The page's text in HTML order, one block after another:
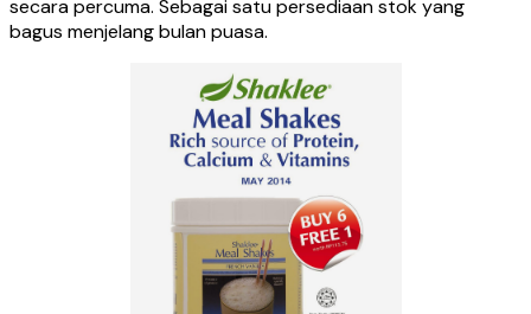
secara percuma. Sebagai satu persediaan stok yang
bagus menjelang bulan puasa.